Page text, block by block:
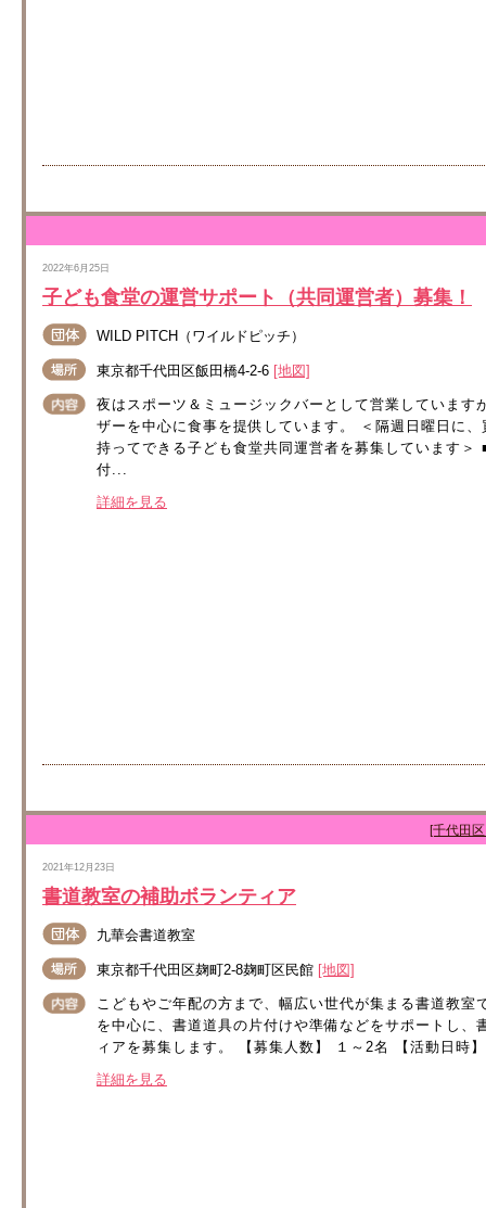
2022年6月25日
子ども食堂の運営サポート（共同運営者）募集！
WILD PITCH（ワイルドピッチ）
東京都千代田区飯田橋4-2-6 [地図]
夜はスポーツ＆ミュージックバーとして営業していま
ザーを中心に食事を提供しています。 ＜隔週日曜日に
持ってできる子ども食堂共同運営者を募集しています
付...
詳細を見る
[千代田
2021年12月23日
書道教室の補助ボランティア
九華会書道教室
東京都千代田区麹町2-8麹町区民館 [地図]
こどもやご年配の方まで、幅広い世代が集まる書道教
を中心に、書道道具の片付けや準備などをサポートし
ィアを募集します。 【募集人数】 １～2名 【活動日
詳細を見る